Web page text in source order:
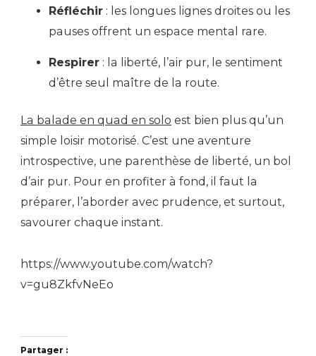
Réfléchir : les longues lignes droites ou les
pauses offrent un espace mental rare.
Respirer : la liberté, l’air pur, le sentiment
d’être seul maître de la route.
La balade en quad en solo est bien plus qu’un
simple loisir motorisé. C’est une aventure
introspective, une parenthèse de liberté, un bol
d’air pur. Pour en profiter à fond, il faut la
préparer, l’aborder avec prudence, et surtout,
savourer chaque instant.
https://www.youtube.com/watch?
v=gu8ZkfvNeEo
Partager :